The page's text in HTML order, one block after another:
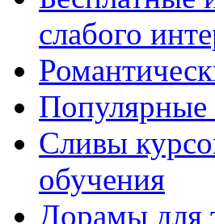
слабого
Популярные
Сливы
обучения
Дорамы для